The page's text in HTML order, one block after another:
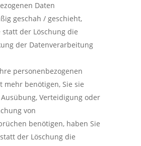
Daten
geschah / geschieht,
statt der Löschung die
der Datenverarbeitung
personenbezogenen
mehr benötigen, Sie sie
Verteidigung oder
von
benötigen, haben Sie
der Löschung die